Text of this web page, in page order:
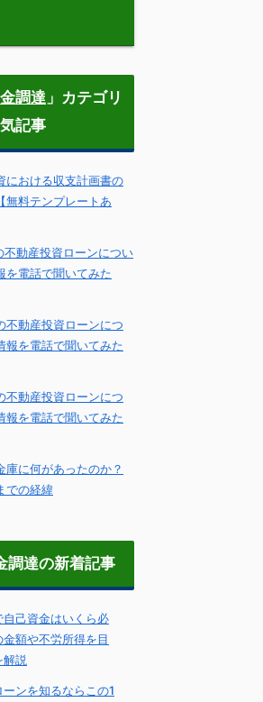
調達 」カテゴリ
記事
における収支計画書の
無料テンプレートあ
不動産投資ローンについ
を電話で聞いてみた
不動産投資ローンにつ
報を電話で聞いてみた
不動産投資ローンにつ
報を電話で聞いてみた
庫に何があったのか？
での経緯
調達の新着記事
自己資金はいくら必
額や不労所得を目
説
ンを知るならこの1